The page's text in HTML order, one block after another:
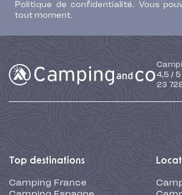
Politique de confidentialité. Vous
tout moment.
4,5 / 5
23
Top destinations
Camping France